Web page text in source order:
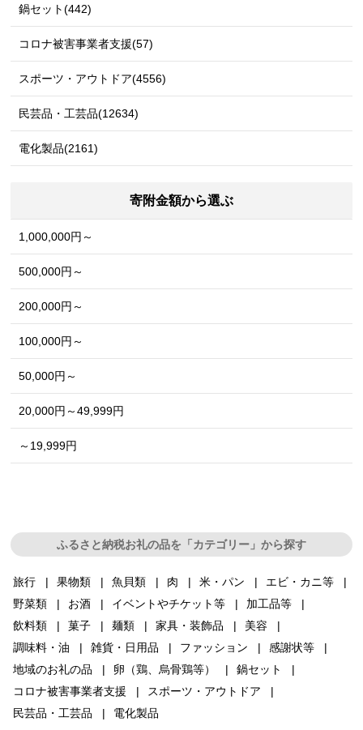
鍋セット(442)
コロナ被害事業者支援(57)
スポーツ・アウトドア(4556)
民芸品・工芸品(12634)
電化製品(2161)
寄附金額から選ぶ
1,000,000円～
500,000円～
200,000円～
100,000円～
50,000円～
20,000円～49,999円
～19,999円
ふるさと納税お礼の品を「カテゴリー」から探す
旅行 果物類 魚貝類 肉 米・パン
エビ・カニ等
野菜類
お酒 イベントやチケット等
加工品等
飲料類
菓子 麺類 家具・装飾品
美容
調味料・油
雑貨・日用品 ファッション
感謝状等
地域のお礼の品
卵（鶏、烏骨鶏等）
鍋セット
コロナ被害事業者支援
スポーツ・アウトドア
民芸品・工芸品
電化製品